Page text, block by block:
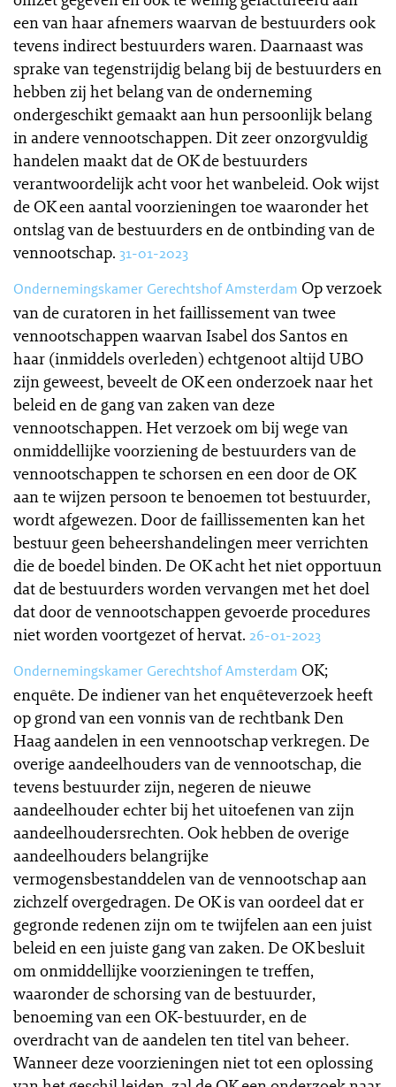
een van haar afnemers waarvan de bestuurders ook
tevens indirect bestuurders waren. Daarnaast was
sprake van tegenstrijdig belang bij de bestuurders en
hebben zij het belang van de onderneming
ondergeschikt gemaakt aan hun persoonlijk belang
in andere vennootschappen. Dit zeer onzorgvuldig
handelen maakt dat de OK de bestuurders
verantwoordelijk acht voor het wanbeleid. Ook wijst
de OK een aantal voorzieningen toe waaronder het
ontslag van de bestuurders en de ontbinding van de
vennootschap. 31-01-2023
Ondernemingskamer Gerechtshof Amsterdam Op verzoek
van de curatoren in het faillissement van twee
vennootschappen waarvan Isabel dos Santos en
haar (inmiddels overleden) echtgenoot altijd UBO
zijn geweest, beveelt de OK een onderzoek naar het
beleid en de gang van zaken van deze
vennootschappen. Het verzoek om bij wege van
onmiddellijke voorziening de bestuurders van de
vennootschappen te schorsen en een door de OK
aan te wijzen persoon te benoemen tot bestuurder,
wordt afgewezen. Door de faillissementen kan het
bestuur geen beheershandelingen meer verrichten
die de boedel binden. De OK acht het niet opportuun
dat de bestuurders worden vervangen met het doel
dat door de vennootschappen gevoerde procedures
niet worden voortgezet of hervat. 26-01-2023
Ondernemingskamer Gerechtshof Amsterdam OK;
enquête. De indiener van het enquêteverzoek heeft
op grond van een vonnis van de rechtbank Den
Haag aandelen in een vennootschap verkregen. De
overige aandeelhouders van de vennootschap, die
tevens bestuurder zijn, negeren de nieuwe
aandeelhouder echter bij het uitoefenen van zijn
aandeelhoudersrechten. Ook hebben de overige
aandeelhouders belangrijke
vermogensbestanddelen van de vennootschap aan
zichzelf overgedragen. De OK is van oordeel dat er
gegronde redenen zijn om te twijfelen aan een juist
beleid en een juiste gang van zaken. De OK besluit
om onmiddellijke voorzieningen te treffen,
waaronder de schorsing van de bestuurder,
benoeming van een OK-bestuurder, en de
overdracht van de aandelen ten titel van beheer.
Wanneer deze voorzieningen niet tot een oplossing